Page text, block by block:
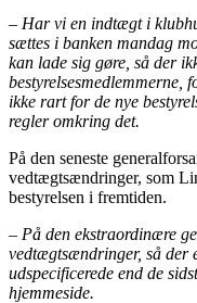
– Har vi en indtægt i
sættes i banken mandag
kan lade sig gøre, så der
bestyrelsesmedlemmerne,
ikke rart for de nye
regler omkring det.
På den seneste
vedtægtsændringer, som
bestyrelsen i fremtiden.
– På den ekstraordinære
vedtægtsændringer, så der
udspecificerede end de
hjemmeside.